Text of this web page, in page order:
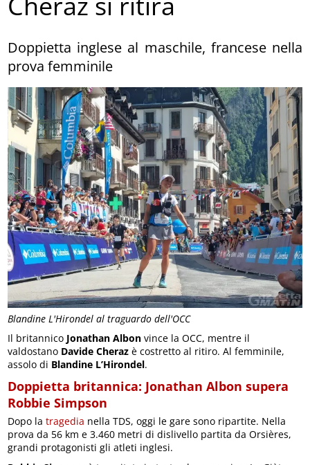
Blandine L'Hirondel al traguardo dell'OCC
Doppietta inglese al maschile, francese nella
prova femminile
Il britannico Jonathan Albon vince la OCC, mentre il
valdostano Davide Cheraz è costretto al ritiro. Al femminile,
assolo di Blandine L’Hirondel.
Doppietta britannica: Jonathan Albon supera
Robbie Simpson
Dopo latragedia nella TDS, oggi le gare sono ripartite. Nella
prova da 56 km e 3.460 metri di dislivello partita da Orsières,
grandi protagonisti gli atleti inglesi.